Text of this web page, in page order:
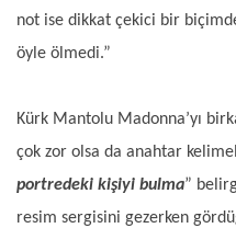
not ise dikkat çekici bir
öyle ölmedi.”
Kürk Mantolu Madonna’yı
çok zor olsa da anahtar
portredeki kişiyi bulma”
resim sergisini gezerken